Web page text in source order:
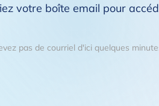
votre boîte email pour
pas de courriel d'ici quelques